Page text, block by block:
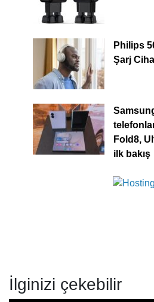
Philips
Şarj
Fold8,
ilk bakış
İlginizi çekebilir